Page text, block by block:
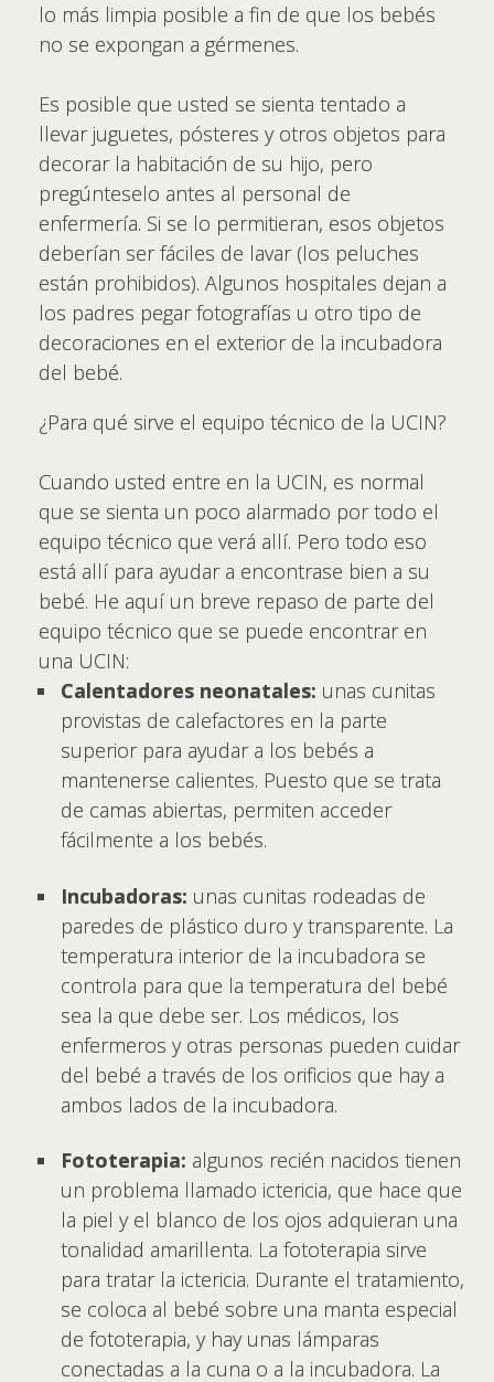
lo más limpia posible a fin de que los bebés
no se expongan a gérmenes.
Es posible que usted se sienta tentado a
llevar juguetes, pósteres y otros objetos para
decorar la habitación de su hijo, pero
pregúnteselo antes al personal de
enfermería. Si se lo permitieran, esos objetos
deberían ser fáciles de lavar (los peluches
están prohibidos). Algunos hospitales dejan a
los padres pegar fotografías u otro tipo de
decoraciones en el exterior de la incubadora
del bebé.
¿Para qué sirve el equipo técnico de la UCIN?
Cuando usted entre en la UCIN, es normal
que se sienta un poco alarmado por todo el
equipo técnico que verá allí. Pero todo eso
está allí para ayudar a encontrase bien a su
bebé. He aquí un breve repaso de parte del
equipo técnico que se puede encontrar en
una UCIN:
Calentadores neonatales: unas cunitas
provistas de calefactores en la parte
superior para ayudar a los bebés a
mantenerse calientes. Puesto que se trata
de camas abiertas, permiten acceder
fácilmente a los bebés.
Incubadoras: unas cunitas rodeadas de
paredes de plástico duro y transparente. La
temperatura interior de la incubadora se
controla para que la temperatura del bebé
sea la que debe ser. Los médicos, los
enfermeros y otras personas pueden cuidar
del bebé a través de los orificios que hay a
ambos lados de la incubadora.
Fototerapia: algunos recién nacidos tienen
un problema llamado ictericia, que hace que
la piel y el blanco de los ojos adquieran una
tonalidad amarillenta. La fototerapia sirve
para tratar la ictericia. Durante el tratamiento,
se coloca al bebé sobre una manta especial
de fototerapia, y hay unas lámparas
conectadas a la cuna o a la incubadora. La